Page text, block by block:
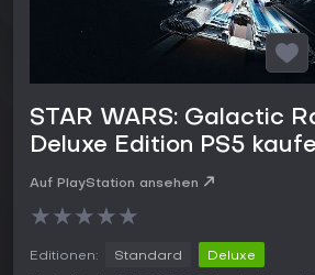
STAR WARS: Galactic
Deluxe Edition PS5
Auf PlayStation ansehen
★★★★★
Editionen: Standard Deluxe